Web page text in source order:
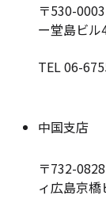
〒530-0003
ー堂島ビル
TEL 06-
中国支店
〒732-0828
ィ広島京橋